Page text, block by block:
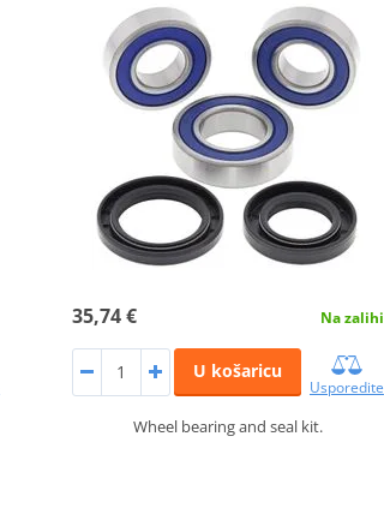
35,74 € Na zalihi
U košaricu
Usporedite
Wheel bearing and seal kit.